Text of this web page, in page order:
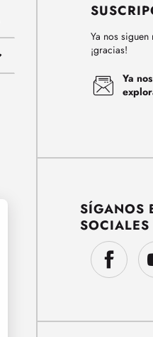
Ya nos
¡gracias!
Ya
SÍGANOS
SOCIALES